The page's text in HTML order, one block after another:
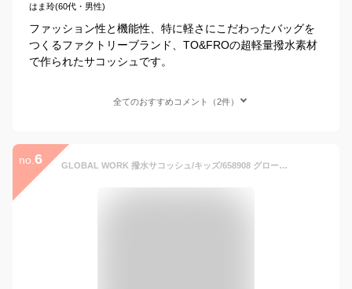
はま玲(60代・男性)
ファッション性と機能性、特に軽さにこだわったバッグを
つくるファクトリーブランド、TO&FROの超軽量撥水素材
で作られたサコッシュです。
全てのおすすめコメント（2件）
no. 6 GLOBAL WORK 撥水サコッシュ/キッズ/658908 グローバルワーク バッグ クラッチバッグ ピンク ブラック グリーン